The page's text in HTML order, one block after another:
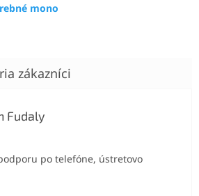
mono
Fudaly
obchodu je 5 z 5 hviezdičiek.
po telefóne, ústretovo